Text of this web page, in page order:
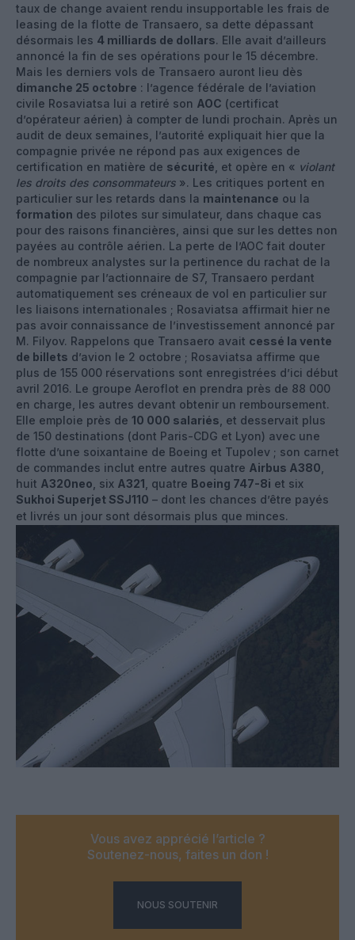
taux de change avaient rendu insupportable les frais de
leasing de la flotte de Transaero, sa dette dépassant
désormais les 4 milliards de dollars. Elle avait d’ailleurs
annoncé la fin de ses opérations pour le 15 décembre.
Mais les derniers vols de Transaero auront lieu dès
dimanche 25 octobre : l’agence fédérale de l’aviation
civile Rosaviatsa lui a retiré son AOC (certificat
d’opérateur aérien) à compter de lundi prochain. Après un
audit de deux semaines, l’autorité expliquait hier que la
compagnie privée ne répond pas aux exigences de
certification en matière de sécurité , et opère en « violant
les droits des consommateurs ». Les critiques portent en
particulier sur les retards dans la maintenance ou la
formation des pilotes sur simulateur, dans chaque cas
pour des raisons financières, ainsi que sur les dettes non
payées au contrôle aérien. La perte de l’AOC fait douter
de nombreux analystes sur la pertinence du rachat de la
compagnie par l’actionnaire de S7, Transaero perdant
automatiquement ses créneaux de vol en particulier sur
les liaisons internationales ; Rosaviatsa affirmait hier ne
pas avoir connaissance de l’investissement annoncé par
M. Filyov. Rappelons que Transaero avait cessé la vente
de billets d’avion le 2 octobre ; Rosaviatsa affirme que
plus de 155 000 réservations sont enregistrées d’ici début
avril 2016. Le groupe Aeroflot en prendra près de 88 000
en charge, les autres devant obtenir un remboursement.
Elle emploie près de 10 000 salariés , et desservait plus
de 150 destinations (dont Paris-CDG et Lyon) avec une
flotte d’une soixantaine de Boeing et Tupolev ; son carnet
de commandes inclut entre autres quatre Airbus A380
huit A320neo , six A321 , quatre Boeing 747-8i et six
Sukhoi Superjet SSJ110 – dont les chances d’être payés
et livrés un jour sont désormais plus que minces.
Vous avez apprécié l’article ?
Soutenez-nous, faites un don !
NOUS SOUTENIR